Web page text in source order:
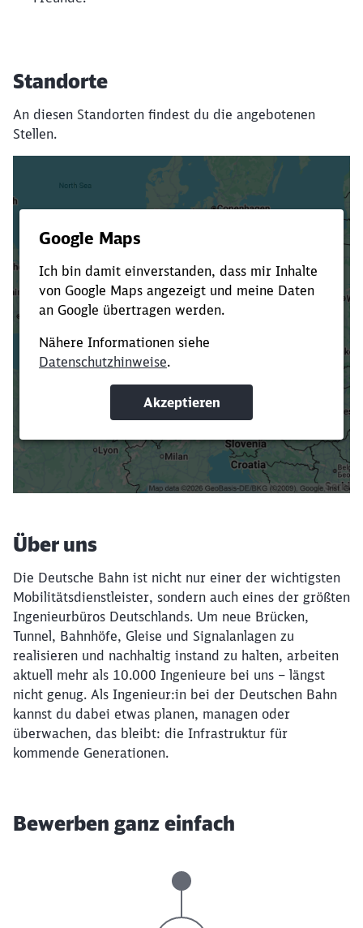
Standorte
An diesen Standorten findest du die angebotenen
Stellen.
Verkürze die Ladezeit, indem du Suchbegriffe
oder Filter hinzufügst.
Suchbegriffe eingeben
Filter setzen
Über uns
Die Deutsche Bahn ist nicht nur einer der wichtigsten
Mobilitätsdienstleister, sondern auch eines der größten
Ingenieurbüros Deutschlands. Um neue Brücken,
Tunnel, Bahnhöfe, Gleise und Signalanlagen zu
realisieren und nachhaltig instand zu halten, arbeiten
aktuell mehr als 10.000 Ingenieure bei uns – längst
nicht genug. Als Ingenieur:in bei der Deutschen Bahn
kannst du dabei etwas planen, managen oder
überwachen, das bleibt: die Infrastruktur für
kommende Generationen.
Bewerben ganz einfach